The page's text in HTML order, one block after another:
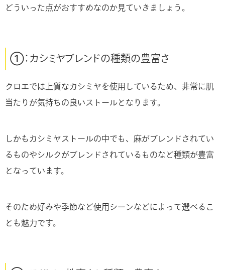
どういった点がおすすめなのか見ていきましょう。
①：カシミヤブレンドの種類の豊富さ
クロエでは上質なカシミヤを使用しているため、非常に肌
当たりが気持ちの良いストールとなります。
しかもカシミヤストールの中でも、麻がブレンドされてい
るものやシルクがブレンドされているものなど種類が豊富
となっています。
そのため好みや季節など使用シーンなどによって選べるこ
とも魅力です。